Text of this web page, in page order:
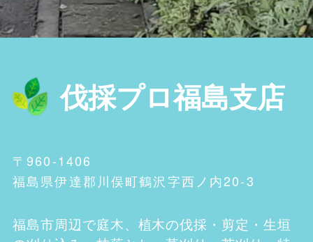
伐採プロ福島支店
〒960-1406
福島県伊達郡川俣町鶴沢字西ノ内20-3
福島市周辺で庭木、植木の伐採・剪定・生垣